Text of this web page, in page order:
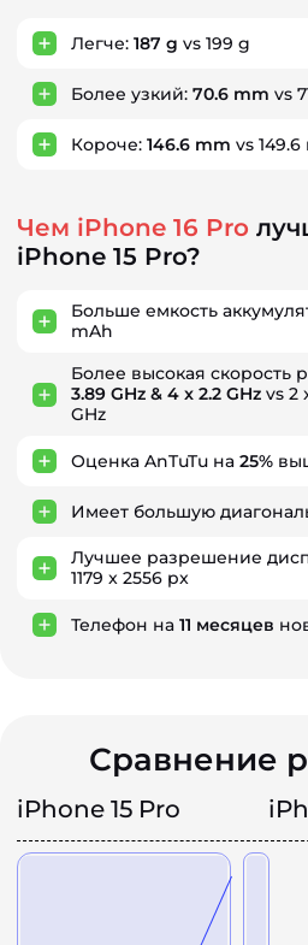
Легче: 187 g vs 199 g
Более узкий: 70.6 mm vs
Короче: 146.6 mm vs
Чем iPhone 16 Pro
iPhone 15 Pro?
Больше емкость
mAh
Более высокая скорость
3.89 GHz & 4 x 2.2 GHz vs 2
GHz
Оценка AnTuTu на 25%
Имеет большую
Лучшее разрешение
1179 x 2556 px
Телефон на 11 месяцев
Сравнение
iPhone 15 Pro